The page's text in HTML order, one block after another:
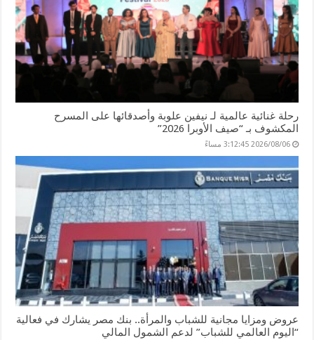
رحلة غنائية عالمية لـ نيفين علوبة وأصدقائها على المسرح
المكشوف بـ “صيف الأوبرا 2026”
2026/08/06 3:12:45 مساءً
عروض ومزايا مجانية للشباب والمرأة.. بنك مصر يشارك في فعالية
“اليوم العالمي للشباب” لدعم الشمول المالي